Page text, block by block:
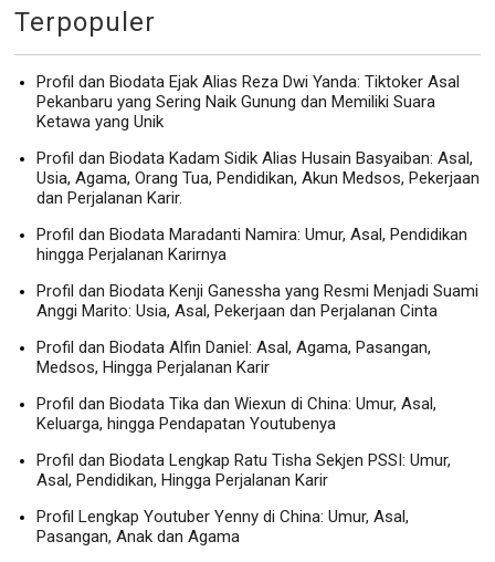
Terpopuler
Profil dan Biodata Ejak Alias Reza Dwi Yanda: Tiktoker Asal
Pekanbaru yang Sering Naik Gunung dan Memiliki Suara
Ketawa yang Unik
Profil dan Biodata Kadam Sidik Alias Husain Basyaiban: Asal,
Usia, Agama, Orang Tua, Pendidikan, Akun Medsos, Pekerjaan
dan Perjalanan Karir.
Profil dan Biodata Maradanti Namira: Umur, Asal, Pendidikan
hingga Perjalanan Karirnya
Profil dan Biodata Kenji Ganessha yang Resmi Menjadi Suami
Anggi Marito: Usia, Asal, Pekerjaan dan Perjalanan Cinta
Profil dan Biodata Alfin Daniel: Asal, Agama, Pasangan,
Medsos, Hingga Perjalanan Karir
Profil dan Biodata Tika dan Wiexun di China: Umur, Asal,
Keluarga, hingga Pendapatan Youtubenya
Profil dan Biodata Lengkap Ratu Tisha Sekjen PSSI: Umur,
Asal, Pendidikan, Hingga Perjalanan Karir
Profil Lengkap Youtuber Yenny di China: Umur, Asal,
Pasangan, Anak dan Agama